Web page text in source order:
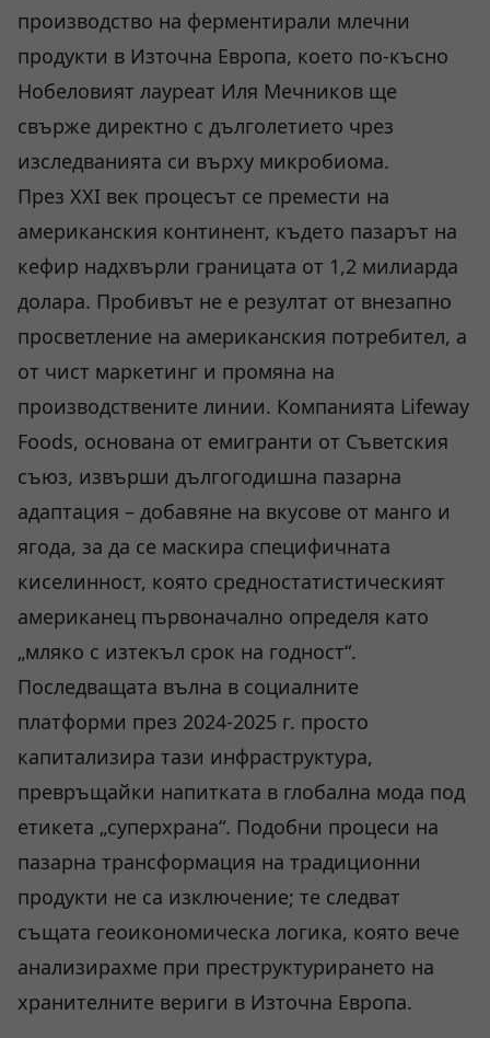
производство на ферментирали млечни
продукти в Източна Европа, което по-късно
Нобеловият лауреат Иля Мечников ще
свърже директно с дълголетието чрез
изследванията си върху микробиома.
През XXI век процесът се премести на
американския континент, където пазарът на
кефир надхвърли границата от 1,2 милиарда
долара. Пробивът не е резултат от внезапно
просветление на американския потребител, а
от чист маркетинг и промяна на
производствените линии. Компанията Lifeway
Foods, основана от емигранти от Съветския
съюз, извърши дългогодишна пазарна
адаптация – добавяне на вкусове от манго и
ягода, за да се маскира специфичната
киселинност, която средностатистическият
американец първоначално определя като
„мляко с изтекъл срок на годност“.
Последващата вълна в социалните
платформи през 2024-2025 г. просто
капитализира тази инфраструктура,
превръщайки напитката в глобална мода под
етикета „суперхрана“. Подобни процеси на
пазарна трансформация на традиционни
продукти не са изключение; те следват
същата геоикономическа логика, която вече
анализирахме при преструктурирането на
хранителните вериги в Източна Европа.